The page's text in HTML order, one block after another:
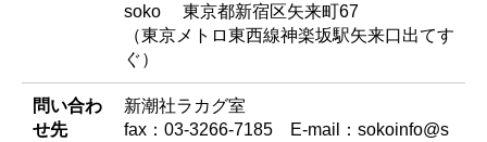
soko 東京都新宿区矢来町67
（東京メトロ東西線神楽坂駅矢来口出てす
ぐ）
問い合わ
せ先
新潮社ラカグ室
fax：03-3266-7185 E-mail：sokoinfo@s